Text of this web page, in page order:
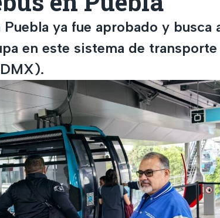
ya fue aprobado y busca
en este sistema de transporte